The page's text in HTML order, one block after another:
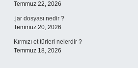
Temmuz 22, 2026
.jar dosyası nedir ?
Temmuz 20, 2026
Kırmızı et türleri nelerdir ?
Temmuz 18, 2026